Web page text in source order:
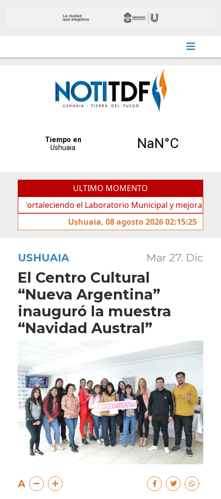
ULTIMO MOMENTO
el Laboratorio Municipal y mejora sus
Ushuaia, 08 agosto 2026 02:15:25
USHUAIA Mar 27. Dic
El Centro Cultural
“Nueva Argentina”
inauguró la muestra
“Navidad Austral”
A